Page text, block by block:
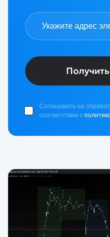
Соглашаюсь на
соответствии с